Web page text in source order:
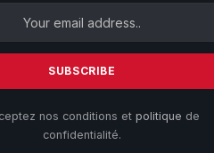
nos conditions et politique de
confidentialité.